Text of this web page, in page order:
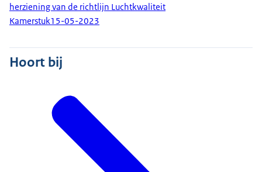
herziening van de richtlijn Luchtkwaliteit
Kamerstuk15-05-2023
Hoort bij